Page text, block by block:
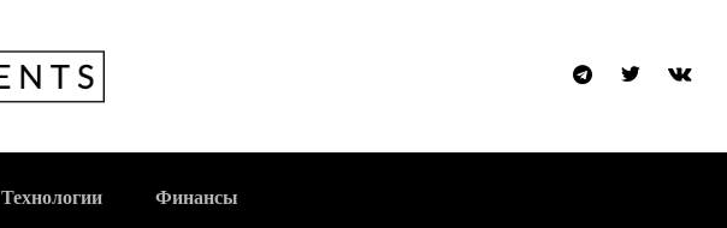
Технологии Финансы